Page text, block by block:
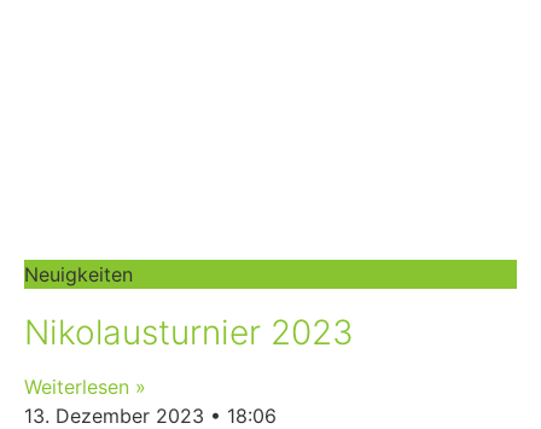
Neuigkeiten
Nikolausturnier 2023
Weiterlesen »
13. Dezember 2023
18:06